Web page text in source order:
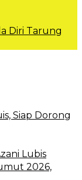
Diri Tarung
Siap Dorong
Lubis
2026,